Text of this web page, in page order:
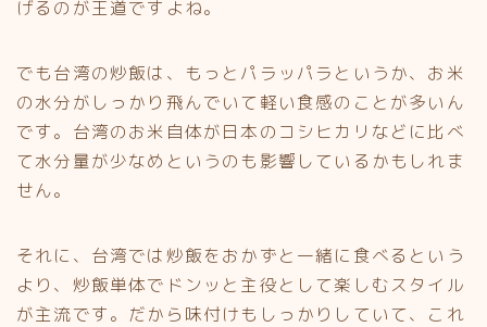
げるのが王道ですよね。
でも台湾の炒飯は、もっとパラッパラというか、お米
の水分がしっかり飛んでいて軽い食感のことが多いん
です。台湾のお米自体が日本のコシヒカリなどに比べ
て水分量が少なめというのも影響しているかもしれま
せん。
それに、台湾では炒飯をおかずと一緒に食べるという
より、炒飯単体でドンッと主役として楽しむスタイル
が主流です。だから味付けもしっかりしていて、これ